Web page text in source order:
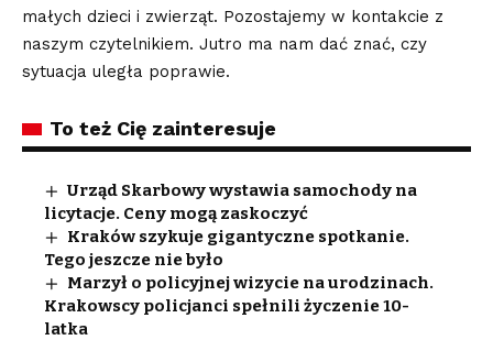
małych dzieci i zwierząt. Pozostajemy w kontakcie z
naszym czytelnikiem. Jutro ma nam dać znać, czy
sytuacja uległa poprawie.
To też Cię zainteresuje
Urząd Skarbowy wystawia samochody na
licytacje. Ceny mogą zaskoczyć
Kraków szykuje gigantyczne spotkanie.
Tego jeszcze nie było
Marzył o policyjnej wizycie na urodzinach.
Krakowscy policjanci spełnili życzenie 10-
latka